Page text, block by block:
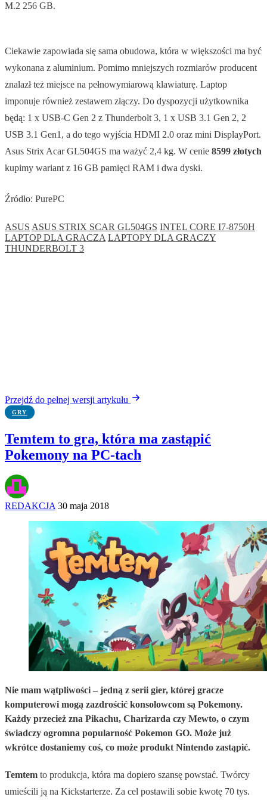
M.2 256 GB.
Ciekawie zapowiada się sama obudowa, która w większości ma być
wykonana z aluminium. Pomimo mniejszych rozmiarów producent
znalazł też miejsce na pełnowymiarową klawiaturę. Laptop
imponuje również zestawem złączy. Do dyspozycji użytkownika
będą: 1 x USB-C Gen 2 z Thunderbolt 3, 1 x USB 3.1 Gen 2, 2
USB 3.1 Gen1, a do tego wyjścia HDMI 2.0 oraz mini DisplayPort.
Asus Strix Acar GL504GS ma ważyć 2,4 kg. W cenie 8599 złotych
kupimy wariant z 16 GB pamięci RAM i dwa dyski.
Źródło: PurePC
ASUS ASUS STRIX SCAR GL504GS INTEL CORE I7-8750H
LAPTOP DLA GRACZA LAPTOPY DLA GRACZY
THUNDERBOLT 3
Przejdź do pełnej wersji artykułu
GRY
Temtem to gra, która ma zastąpić
Pokemony na PC-tach
REDAKCJA 30 maja 2018
Nie mam wątpliwości – jedną z serii gier, której gracze
komputerowi mogą zazdrościć konsolowcom są Pokemony.
Każdy przecież zna Pikachu, Charizarda czy Mewto, o czym
świadczy ogromna popularność Pokemon GO. Może już
wkrótce dostaniemy coś, co może produkt Nintendo zastąpić.
Temtem to produkcja, która ma dopiero szansę powstać. Twórcy
umieścili ją na Kickstarterze. Za cel postawili sobie kwotę 70 tys.